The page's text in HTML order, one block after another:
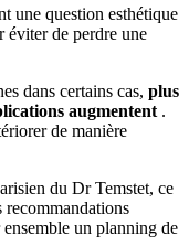
une question esthétique
éviter de perdre une
dans certains cas, plus
augmentent .
de manière
du Dr Temstet, ce
recommandations
un planning de